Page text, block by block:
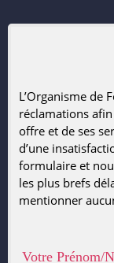
L’Organisme de
réclamations
offre et de ses
d’une
formulaire et
les plus brefs
mentionner
Votre Prénom/